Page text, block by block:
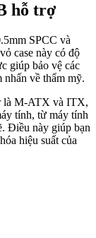
hỗ trợ
SPCC và
case này có độ
giúp bảo vệ các
nhấn về thẩm mỹ.
là M-ATX và ITX,
tính, từ máy tính
Điều này giúp bạn
hiệu suất của